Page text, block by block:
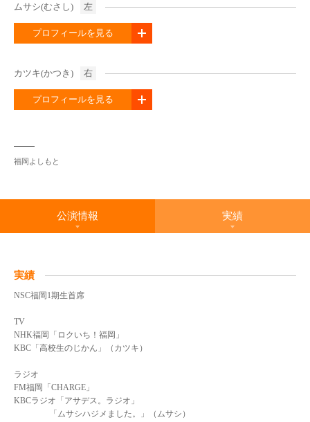
ムサシ(むさし) 左
プロフィールを見る
カツキ(かつき) 右
プロフィールを見る
福岡よしもと
公演情報 実績
実績
NSC福岡1期生首席
TV
NHK福岡「ロクいち！福岡」
KBC「高校生のじかん」（カツキ）
ラジオ
FM福岡「CHARGE」
KBCラジオ「アサデス。ラジオ」
「ムサシハジメました。」（ムサシ）